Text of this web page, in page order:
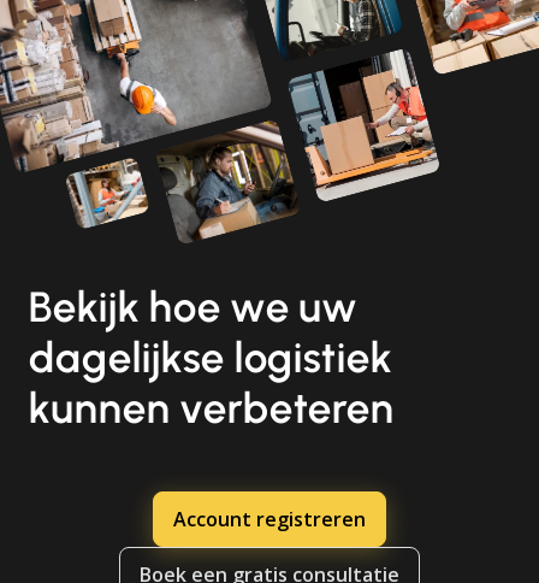
Bekijk hoe we uw
dagelijkse logistiek
kunnen verbeteren
Account registreren
Boek een gratis consultatie